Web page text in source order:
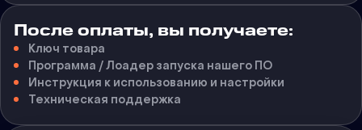
После оплаты, вы получаете:
Ключ товара
Программа / Лоадер запуска нашего ПО
Инструкция к использованию и настройки
Техническая поддержка